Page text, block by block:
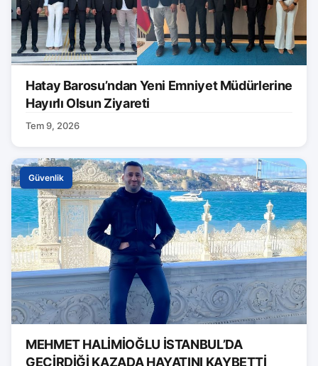
Hatay Barosu’ndan Yeni Emniyet Müdürlerine
Hayırlı Olsun Ziyareti
Tem 9, 2026
Güvenlik
MEHMET HALİMİOĞLU İSTANBUL’DA
GEÇİRDİĞİ KAZADA HAYATINI KAYBETTİ